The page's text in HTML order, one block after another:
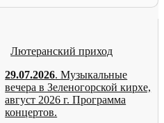
Лютеранский приход
29.07.2026. Музыкальные
вечера в Зеленогорской кирхе,
август 2026 г. Программа
концертов.